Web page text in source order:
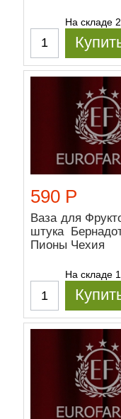
На складе
590 Р
Ваза для
штука
Пионы Чехия
На складе